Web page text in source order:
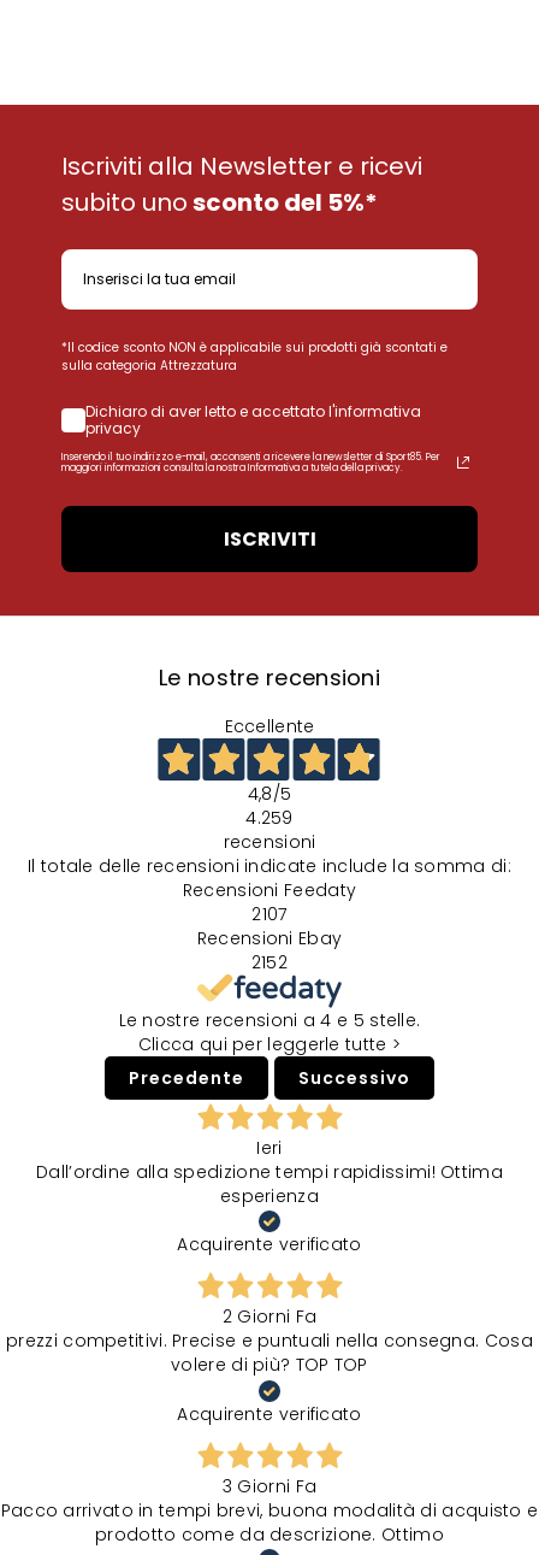
Iscriviti alla Newsletter e ricevi
subito unosconto del 5%*
*Il codice sconto NON è applicabile sui prodotti già scontati e
sulla categoria Attrezzatura
Dichiaro di aver letto e accettato l'informativa
privacy
Inserendo il tuo indirizzo e-mail, acconsenti a ricevere la newsletter di Sport85. Per
maggiori informazioni consulta la nostra Informativa a tutela della privacy.
ISCRIVITI
Le nostre recensioni
Eccellente
4,8/5
4.259
recensioni
Il totale delle recensioni indicate include la somma di:
Recensioni Feedaty
2107
Recensioni Ebay
2152
Le nostre recensioni a 4 e 5 stelle.
Clicca qui per leggerle tutte >
Precedente
Successivo
Ieri
Dall’ordine alla spedizione tempi rapidissimi! Ottima
esperienza
Acquirente verificato
2 Giorni Fa
prezzi competitivi. Precise e puntuali nella consegna. Cosa
volere di più? TOP TOP
Acquirente verificato
3 Giorni Fa
Pacco arrivato in tempi brevi, buona modalità di acquisto e
prodotto come da descrizione. Ottimo